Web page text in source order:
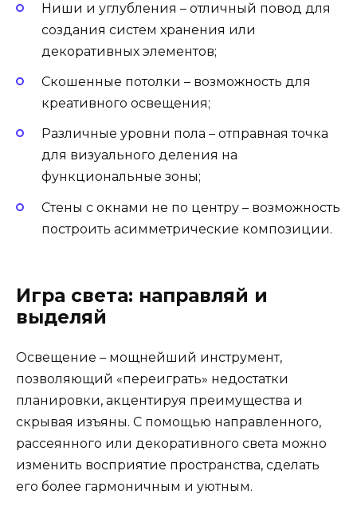
Ниши и углубления – отличный повод для
создания систем хранения или
декоративных элементов;
Скошенные потолки – возможность для
креативного освещения;
Различные уровни пола – отправная точка
для визуального деления на
функциональные зоны;
Стены с окнами не по центру – возможность
построить асимметрические композиции.
Игра света: направляй и
выделяй
Освещение – мощнейший инструмент,
позволяющий «переиграть» недостатки
планировки, акцентируя преимущества и
скрывая изъяны. С помощью направленного,
рассеянного или декоративного света можно
изменить восприятие пространства, сделать
его более гармоничным и уютным.